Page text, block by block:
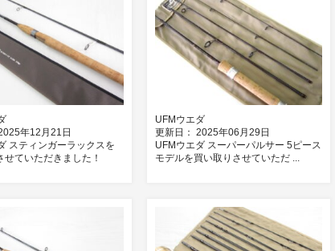
年12月21日
スティンガーラックスを
せていただきました！
UFMウエダ
更新日： 2025年06月29日
UFMウエダ スーパーパルサー 5ピース
モデルを買い取りさせていただ ...